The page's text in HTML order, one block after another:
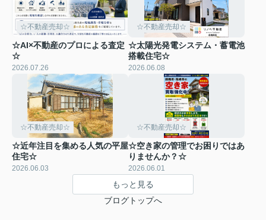
☆不動産売却☆
☆AI×不動産のプロによる査定
☆
2026.07.26
☆不動産売却☆
☆太陽光発電システム・蓄電池
搭載住宅☆
2026.06.08
☆不動産売却☆
☆近年注目を集める人気の平屋
住宅☆
2026.06.03
☆不動産売却☆
☆空き家の管理でお困りではあ
りませんか？☆
2026.06.01
もっと見る
ブログトップへ